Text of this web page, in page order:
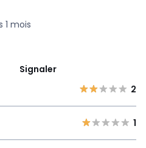
1 mois
Signaler
2
1